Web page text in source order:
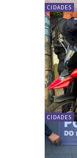
CIDADES
CIDADES